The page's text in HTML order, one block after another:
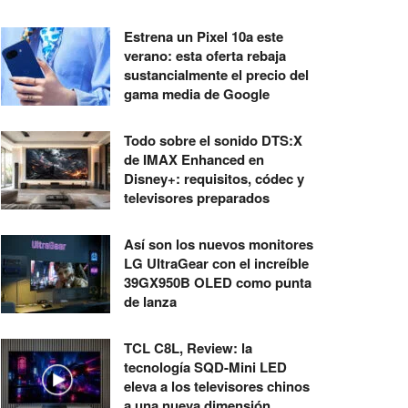
Estrena un Pixel 10a este
verano: esta oferta rebaja
sustancialmente el precio del
gama media de Google
Todo sobre el sonido DTS:X
de IMAX Enhanced en
Disney+: requisitos, códec y
televisores preparados
Así son los nuevos monitores
LG UltraGear con el increíble
39GX950B OLED como punta
de lanza
TCL C8L, Review: la
tecnología SQD-Mini LED
eleva a los televisores chinos